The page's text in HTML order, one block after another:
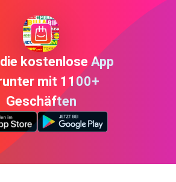
kostenlose App
mit 1100+
Geschäften